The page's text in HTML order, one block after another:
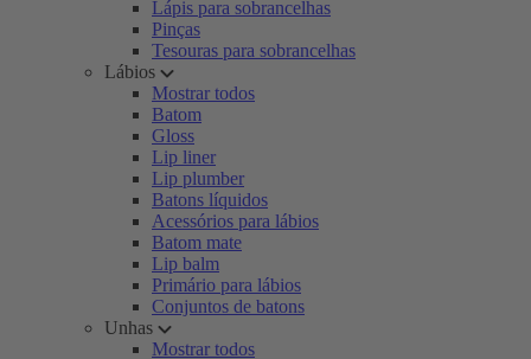
Lápis para sobrancelhas
Pinças
Tesouras para sobrancelhas
Lábios
Mostrar todos
Batom
Gloss
Lip liner
Lip plumber
Batons líquidos
Acessórios para lábios
Batom mate
Lip balm
Primário para lábios
Conjuntos de batons
Unhas
Mostrar todos